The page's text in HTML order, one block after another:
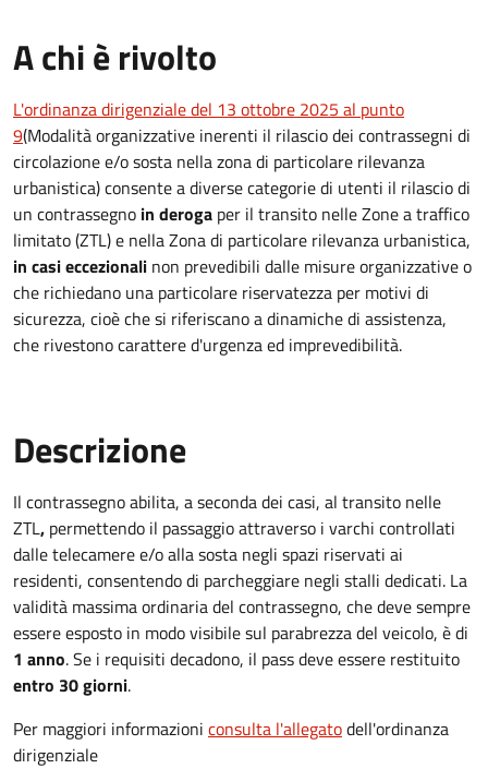
A chi è rivolto
L'ordinanza dirigenziale del 13 ottobre 2025 al punto
9(Modalità organizzative inerenti il rilascio dei contrassegni di
circolazione e/o sosta nella zona di particolare rilevanza
urbanistica)consente a diverse categorie di utenti il rilascio di
un contrassegno in deroga per il transito nelle Zone a traffico
limitato (ZTL) e nella Zona di particolare rilevanza urbanistica,
in casi eccezionali non prevedibili dalle misure organizzative o
che richiedano una particolare riservatezza per motivi di
sicurezza, cioè che si riferiscano a dinamiche di assistenza,
che rivestono carattere d'urgenza ed imprevedibilità.
Descrizione
Il contrassegno abilita, a seconda dei casi, al transito nelle
ZTL, permettendo il passaggio attraverso i varchi controllati
dalle telecamere e/o alla sosta negli spazi riservati ai
residenti, consentendo di parcheggiare negli stalli dedicati. La
validità massima ordinaria del contrassegno, che deve sempre
essere esposto in modo visibile sul parabrezza del veicolo, è di
1 anno. Se i requisiti decadono, il pass deve essere restituito
entro 30 giorni.
Per maggiori informazioni consulta l'allegatodell'ordinanza
dirigenziale